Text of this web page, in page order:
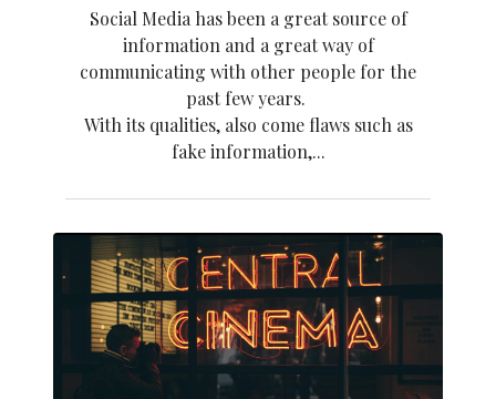
Social Media has been a great source of
information and a great way of
communicating with other people for the
past few years.
With its qualities, also come flaws such as
fake information,...